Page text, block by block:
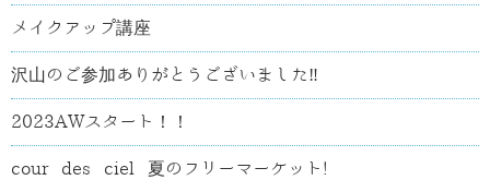
メイクアップ講座
沢山のご参加ありがとうございました‼
2023AWスタート！！
cour des ciel 夏のフリーマーケット!